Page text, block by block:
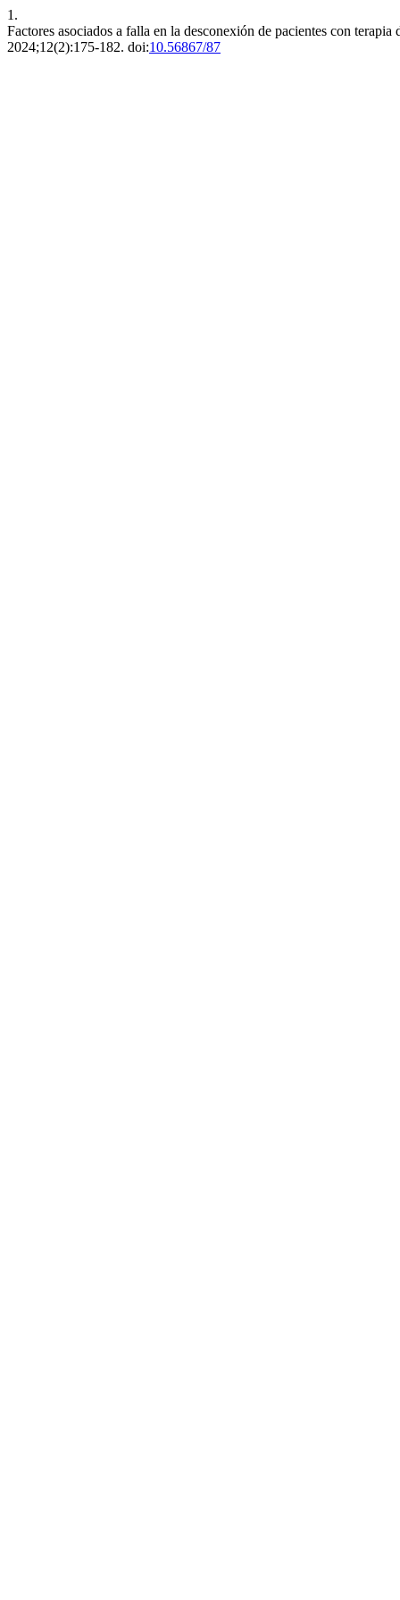
1.
Factores asociados a falla en la desconexión de pacientes con
2024;12(2):175-182. doi:10.56867/87